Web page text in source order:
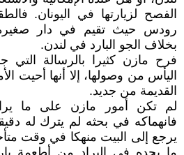
الفصح لزيارتها في اليونان.
رودس حيث تقيم في دار
بخلاف الجو البارد في لندن.
فرح مازن كثيرا بالرسالة التي
اليأس من وصولها، إلا أنها أحيت
القديمة من جديد.
لم تكن أمور مازن على ما
فانهماكه في بحثه لم يترك له
يرجع إلى البيت منهكا في وقت